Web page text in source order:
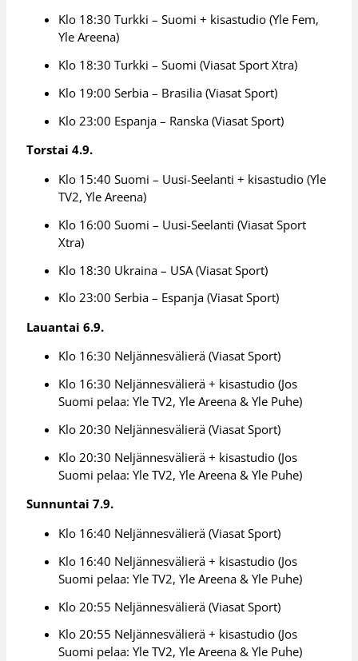
Klo 18:30 Turkki – Suomi + kisastudio (Yle Fem,
Yle Areena)
Klo 18:30 Turkki – Suomi (Viasat Sport Xtra)
Klo 19:00 Serbia – Brasilia (Viasat Sport)
Klo 23:00 Espanja – Ranska (Viasat Sport)
Torstai 4.9.
Klo 15:40 Suomi – Uusi-Seelanti + kisastudio (Yle
TV2, Yle Areena)
Klo 16:00 Suomi – Uusi-Seelanti (Viasat Sport
Xtra)
Klo 18:30 Ukraina – USA (Viasat Sport)
Klo 23:00 Serbia – Espanja (Viasat Sport)
Lauantai 6.9.
Klo 16:30 Neljännesvälierä (Viasat Sport)
Klo 16:30 Neljännesvälierä + kisastudio (Jos
Suomi pelaa: Yle TV2, Yle Areena & Yle Puhe)
Klo 20:30 Neljännesvälierä (Viasat Sport)
Klo 20:30 Neljännesvälierä + kisastudio (Jos
Suomi pelaa: Yle TV2, Yle Areena & Yle Puhe)
Sunnuntai 7.9.
Klo 16:40 Neljännesvälierä (Viasat Sport)
Klo 16:40 Neljännesvälierä + kisastudio (Jos
Suomi pelaa: Yle TV2, Yle Areena & Yle Puhe)
Klo 20:55 Neljännesvälierä (Viasat Sport)
Klo 20:55 Neljännesvälierä + kisastudio (Jos
Suomi pelaa: Yle TV2, Yle Areena & Yle Puhe)